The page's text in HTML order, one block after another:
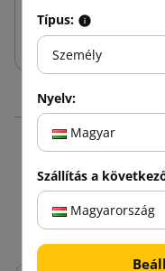
16
Típus:
Személy
Nyelv:
Magyar
Szállítás a
Magyarország